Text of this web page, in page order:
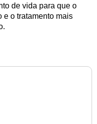
de vida para que o
e o tratamento mais